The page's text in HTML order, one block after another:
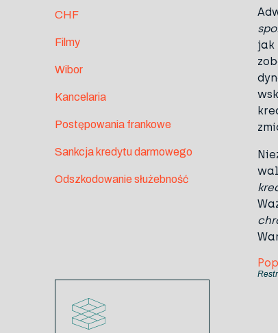
CHF
Filmy
Wibor
Kancelaria
Postępowania frankowe
Sankcja kredytu darmowego
Odszkodowanie służebność
jak